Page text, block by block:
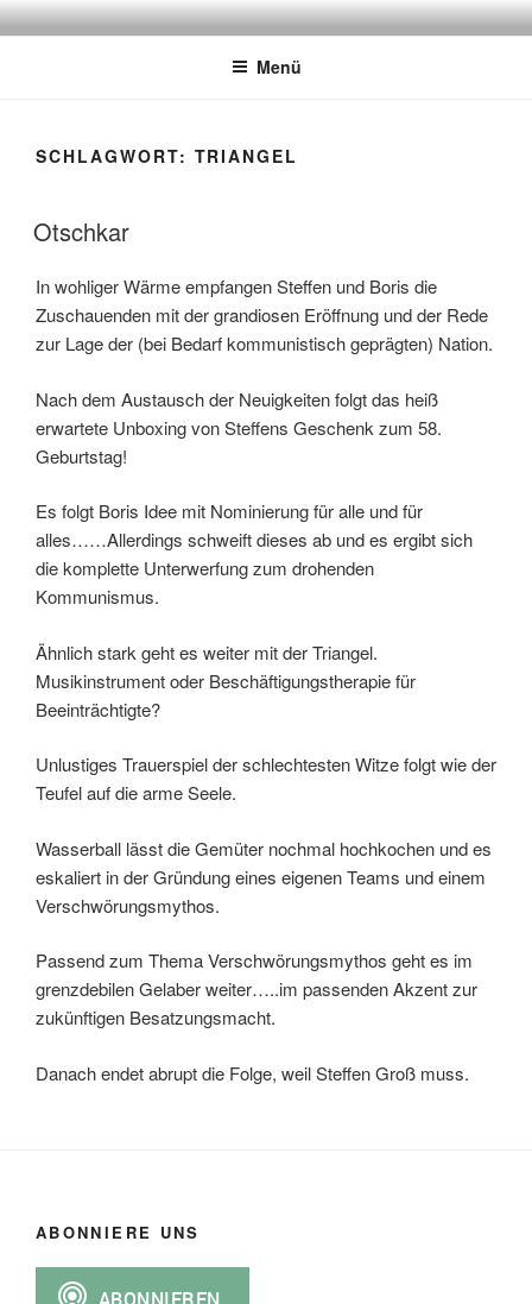
Zum
InhaltATSCHEBÄREBACH
Mit viel Spaß, Humor und Sarkasmus
Menü
SCHLAGWORT: TRIANGEL
Otschkar
In wohliger Wärme empfangen Steffen und Boris die
Zuschauenden mit der grandiosen Eröffnung und der Rede
zur Lage der (bei Bedarf kommunistisch geprägten) Nation.
Nach dem Austausch der Neuigkeiten folgt das heiß
erwartete Unboxing von Steffens Geschenk zum 58.
Geburtstag!
Es folgt Boris Idee mit Nominierung für alle und für
alles……Allerdings schweift dieses ab und es ergibt sich
die komplette Unterwerfung zum drohenden
Kommunismus.
Ähnlich stark geht es weiter mit der Triangel.
Musikinstrument oder Beschäftigungstherapie für
Beeinträchtigte?
Unlustiges Trauerspiel der schlechtesten Witze folgt wie der
Teufel auf die arme Seele.
Wasserball lässt die Gemüter nochmal hochkochen und es
eskaliert in der Gründung eines eigenen Teams und einem
Verschwörungsmythos.
Passend zum Thema Verschwörungsmythos geht es im
grenzdebilen Gelaber weiter…..im passenden Akzent zur
zukünftigen Besatzungsmacht.
Danach endet abrupt die Folge, weil Steffen Groß muss.
ABONNIERE UNS